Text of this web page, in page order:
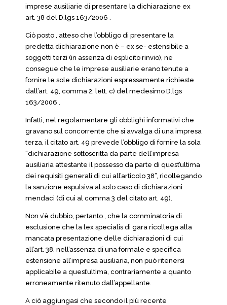
imprese ausiliarie di presentare la dichiarazione ex
art. 38 del D.lgs 163/2006 .
Ciò posto , atteso che l’obbligo di presentare la
predetta dichiarazione non è – ex se- estensibile a
soggetti terzi (in assenza di esplicito rinvio), ne
consegue che le imprese ausiliarie erano tenute a
fornire le sole dichiarazioni espressamente richieste
dall’art. 49, comma 2, lett. c) del medesimo D.lgs
163/2006 .
Infatti, nel regolamentare gli obblighi informativi che
gravano sul concorrente che si avvalga di una impresa
terza, il citato art. 49 prevede l’obbligo di fornire la sola
“dichiarazione sottoscritta da parte dell’impresa
ausiliaria attestante il possesso da parte di quest’ultima
dei requisiti generali di cui all’articolo 38”, ricollegando
la sanzione espulsiva al solo caso di dichiarazioni
mendaci (di cui al comma 3 del citato art. 49).
Non v’è dubbio, pertanto , che la comminatoria di
esclusione che la lex specialis di gara ricollega alla
mancata presentazione delle dichiarazioni di cui
all’art. 38, nell’assenza di una formale e specifica
estensione all’impresa ausiliaria, non può ritenersi
applicabile a quest’ultima, contrariamente a quanto
erroneamente ritenuto dall’appellante.
A ciò aggiungasi che secondo il più recente